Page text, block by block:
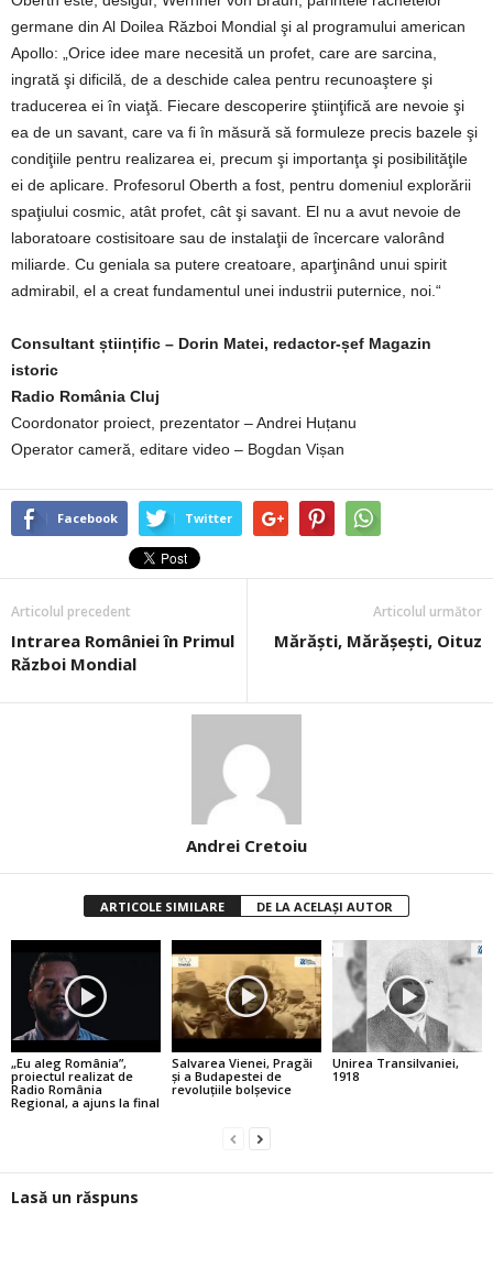
germane din Al Doilea Război Mondial şi al programului american
Apollo: „Orice idee mare necesită un profet, care are sarcina,
ingrată şi dificilă, de a deschide calea pentru recunoaştere şi
traducerea ei în viaţă. Fiecare descoperire ştiinţifică are nevoie şi
ea de un savant, care va fi în măsură să formuleze precis bazele şi
condiţiile pentru realizarea ei, precum şi importanţa şi posibilităţile
ei de aplicare. Profesorul Oberth a fost, pentru domeniul explorării
spaţiului cosmic, atât profet, cât şi savant. El nu a avut nevoie de
laboratoare costisitoare sau de instalaţii de încercare valorând
miliarde. Cu geniala sa putere creatoare, aparţinând unui spirit
admirabil, el a creat fundamentul unei industrii puternice, noi.“
Consultant științific – Dorin Matei, redactor-șef Magazin
istoric
Radio România Cluj
Coordonator proiect, prezentator – Andrei Huțanu
Operator cameră, editare video – Bogdan Vișan
Facebook Twitter
Articolul precedent
Intrarea României în Primul
Război Mondial
Articolul următor
Mărăşti, Mărăşeşti, Oituz
Andrei Cretoiu
ARTICOLE SIMILARE DE LA ACELAȘI AUTOR
„Eu aleg România”,
proiectul realizat de
Radio România
Regional, a ajuns la final
Salvarea Vienei, Pragăi
şi a Budapestei de
revoluţiile bolşevice
Unirea Transilvaniei,
1918
Lasă un răspuns